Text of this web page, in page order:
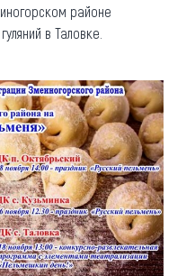
районе
в Таловке.